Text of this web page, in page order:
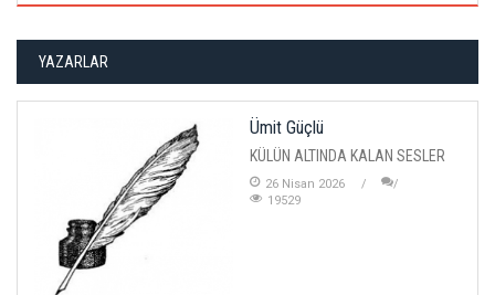
YAZARLAR
Ümit Güçlü
KÜLÜN ALTINDA KALAN SESLER
26 Nisan 2026
19529